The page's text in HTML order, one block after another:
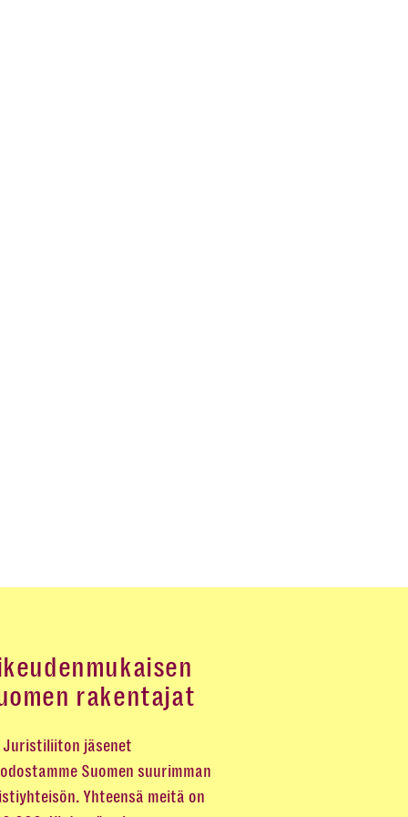
rakentajat
Juristiliiton jäsenet
Suomen suurimman
Yhteensä meitä on